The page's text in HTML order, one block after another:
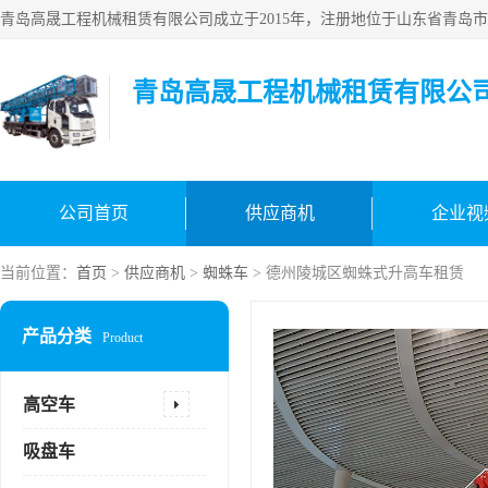
青岛高晟工程机械租赁有限公
公司首页 供应商机 企业视
当前位置： 首页 > 供应商机 > 蜘蛛车 > 德州陵城区蜘蛛式升高车租赁
产品分类 Product
高空车
吸盘车